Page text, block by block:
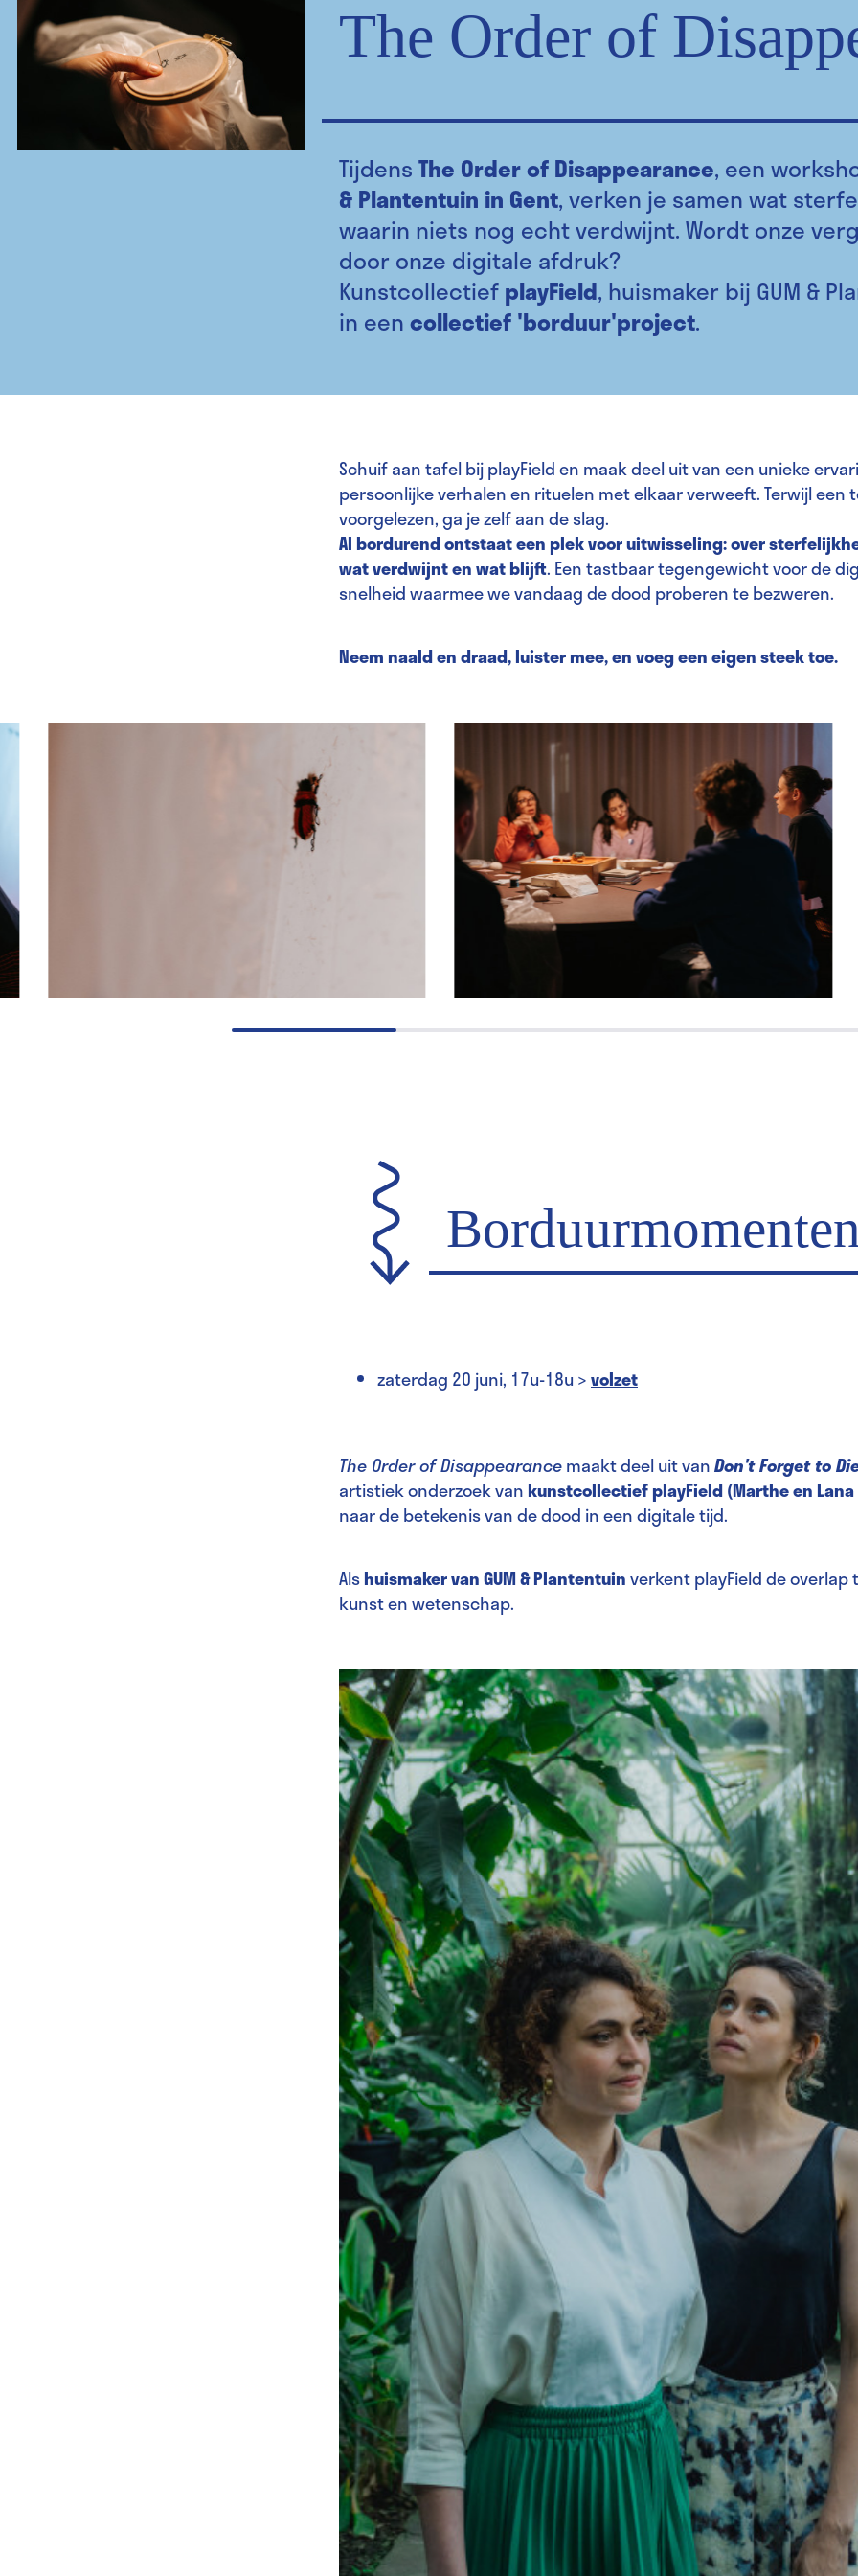
The Order of
TijdensThe Order of Disappearance, een
& Plantentuin in Gent, verken je samen wat
waarin niets nog echt verdwijnt. Wordt onze
door onze digitale afdruk?
KunstcollectiefplayField, huismaker bij GUM &
in eencollectief 'borduur'project.
Schuif aan tafel bij playField en maak deel uit van een unieke
persoonlijke verhalen en rituelen met elkaar verweeft. Terwijl een
voorgelezen, ga je zelf aan de slag.
Al bordurend ontstaat een plek voor uitwisseling: over
wat verdwijnt en wat blijft. Een tastbaar tegengewicht voor de
snelheid waarmee we vandaag de dood proberen te bezweren.
Neem naald en draad, luister mee, en voeg een eigen steek toe.
zaterdag 20 juni, 17u-18u >volzet
The Order of Disappearancemaakt deel uit vanDon't Forget to
artistiek onderzoek vankunstcollectief playField (Marthe en
naar de betekenis van de dood in een digitale tijd.
Alshuismaker van GUM & Plantentuinverkent playField de overlap
kunst en wetenschap.